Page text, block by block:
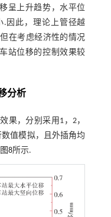
呈上升趋势，水平位
.因此，理论上管径越
在考虑经济性的情况
站位移的控制效果较
分析
果，分别采用1，2，
值模拟，且外插角均
图8所示.